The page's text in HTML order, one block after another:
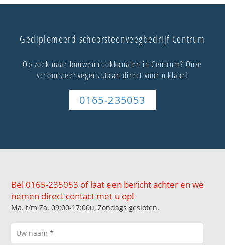
Gediplomeerd schoorsteenveegbedrijf Centrum
Op zoek naar bouwen rookkanalen in Centrum? Onze
schoorsteenvegers staan direct voor u klaar!
0165-235053
Bel 0165-235053 of laat een bericht achter en we
nemen direct contact met u op!
Ma. t/m Za. 09:00-17:00u, Zondags gesloten.